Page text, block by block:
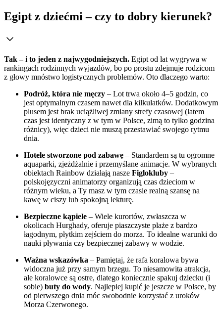
Egipt z dziećmi – czy to dobry kierunek?
Tak – i to jeden z najwygodniejszych. Egipt od lat wygrywa w
rankingach rodzinnych wyjazdów, bo po prostu zdejmuje rodzicom
z głowy mnóstwo logistycznych problemów. Oto dlaczego warto:
Podróż, która nie męczy – Lot trwa około 4–5 godzin, co
jest optymalnym czasem nawet dla kilkulatków. Dodatkowym
plusem jest brak uciążliwej zmiany strefy czasowej (latem
czas jest identyczny z w tym w Polsce, zimą to tylko godzina
różnicy), więc dzieci nie muszą przestawiać swojego rytmu
dnia.
Hotele stworzone pod zabawę – Standardem są tu ogromne
aquaparki, zjeżdżalnie i przemyślane animacje. W wybranych
obiektach Rainbow działają nasze Figlokluby –
polskojęzyczni animatorzy organizują czas dzieciom w
różnym wieku, a Ty masz w tym czasie realną szansę na
kawę w ciszy lub spokojną lekturę.
Bezpieczne kąpiele – Wiele kurortów, zwłaszcza w
okolicach Hurghady, oferuje piaszczyste plaże z bardzo
łagodnym, płytkim zejściem do morza. To idealne warunki do
nauki pływania czy bezpiecznej zabawy w wodzie.
Ważna wskazówka – Pamiętaj, że rafa koralowa bywa
widoczna już przy samym brzegu. To niesamowita atrakcja,
ale koralowce są ostre, dlatego koniecznie spakuj dziecku (i
sobie) buty do wody. Najlepiej kupić je jeszcze w Polsce, by
od pierwszego dnia móc swobodnie korzystać z uroków
Morza Czerwonego.